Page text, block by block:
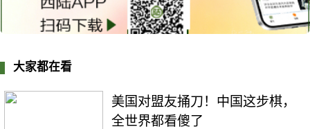
大家都在看
美国对盟友捅刀！中国这步棋，
全世界都看傻了